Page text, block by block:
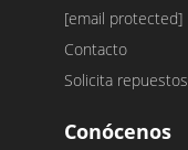
[email protected]
Contacto
Solicita repuestos
Conócenos